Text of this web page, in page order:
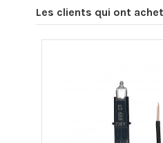
Les clients qui ont